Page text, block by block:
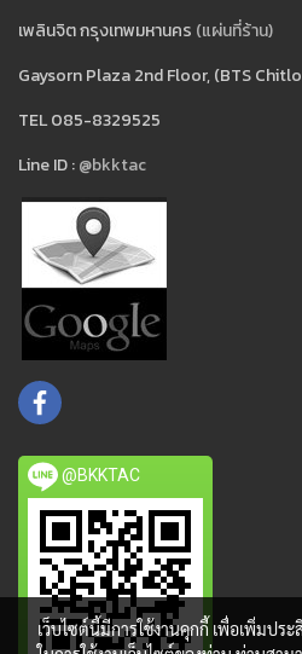
เพลินจิต กรุงเทพมหานคร (แผ่นที่ร้าน)
Gaysorn Plaza 2nd Floor, (BTS
TEL 085-8329525
Line ID :@bkktac
@BKKTAC
เว็บไซต์นี้มีการใช้งานคุกกี้ เพื่อเพิ่มป